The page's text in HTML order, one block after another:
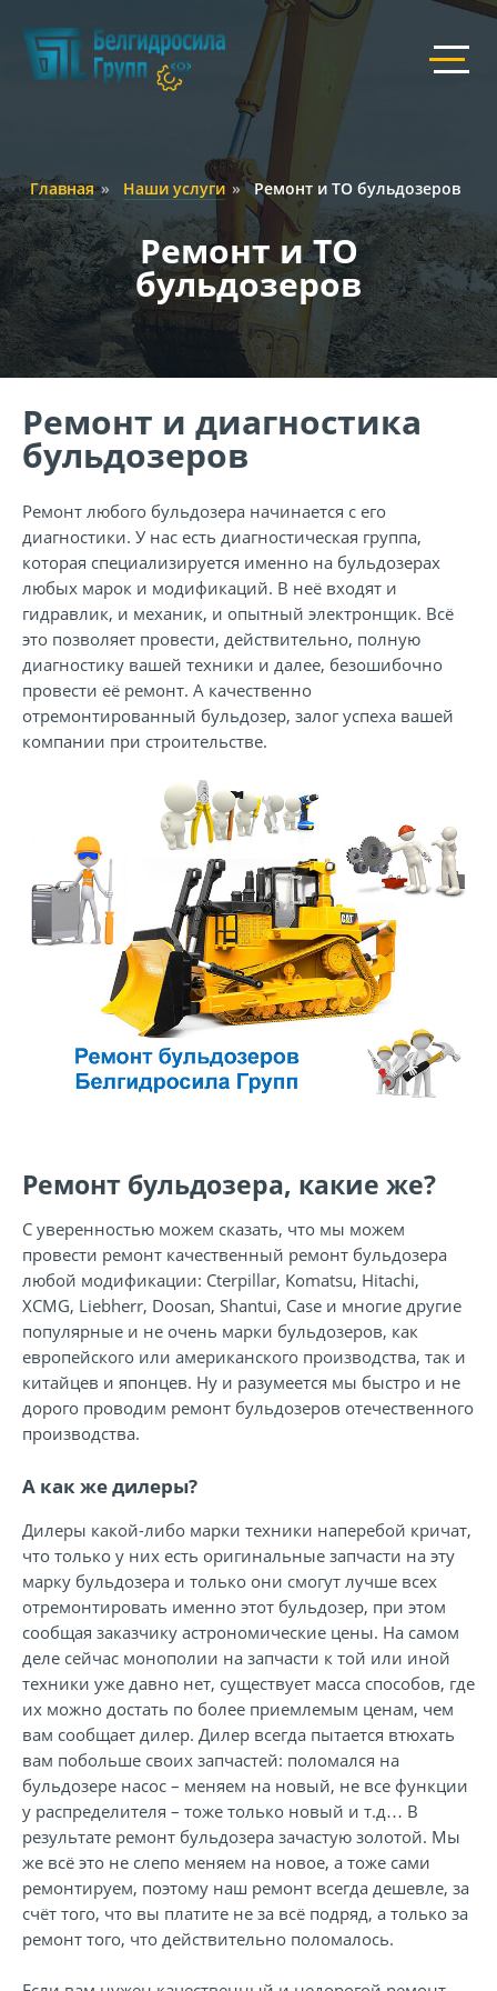
Главная » Наши услуги » Ремонт и ТО бульдозеров
Ремонт и ТО
бульдозеров
Ремонт и диагностика
бульдозеров
Ремонт любого бульдозера начинается с его
диагностики. У нас есть диагностическая группа,
которая специализируется именно на бульдозерах
любых марок и модификаций. В неё входят и
гидравлик, и механик, и опытный электронщик. Всё
это позволяет провести, действительно, полную
диагностику вашей техники и далее, безошибочно
провести её ремонт. А качественно
отремонтированный бульдозер, залог успеха вашей
компании при строительстве.
Ремонт бульдозера, какие же?
С уверенностью можем сказать, что мы можем
провести ремонт качественный ремонт бульдозера
любой модификации: Cterpillar, Komatsu, Hitachi,
XCMG, Liebherr, Doosan, Shantui, Case и многие другие
популярные и не очень марки бульдозеров, как
европейского или американского производства, так и
китайцев и японцев. Ну и разумеется мы быстро и не
дорого проводим ремонт бульдозеров отечественного
производства.
А как же дилеры?
Дилеры какой-либо марки техники наперебой кричат,
что только у них есть оригинальные запчасти на эту
марку бульдозера и только они смогут лучше всех
отремонтировать именно этот бульдозер, при этом
сообщая заказчику астрономические цены. На самом
деле сейчас монополии на запчасти к той или иной
техники уже давно нет, существует масса способов, где
их можно достать по более приемлемым ценам, чем
вам сообщает дилер. Дилер всегда пытается втюхать
вам побольше своих запчастей: поломался на
бульдозере насос – меняем на новый, не все функции
у распределителя – тоже только новый и т.д… В
результате ремонт бульдозера зачастую золотой. Мы
же всё это не слепо меняем на новое, а тоже сами
ремонтируем, поэтому наш ремонт всегда дешевле, за
счёт того, что вы платите не за всё подряд, а только за
ремонт того, что действительно поломалось.